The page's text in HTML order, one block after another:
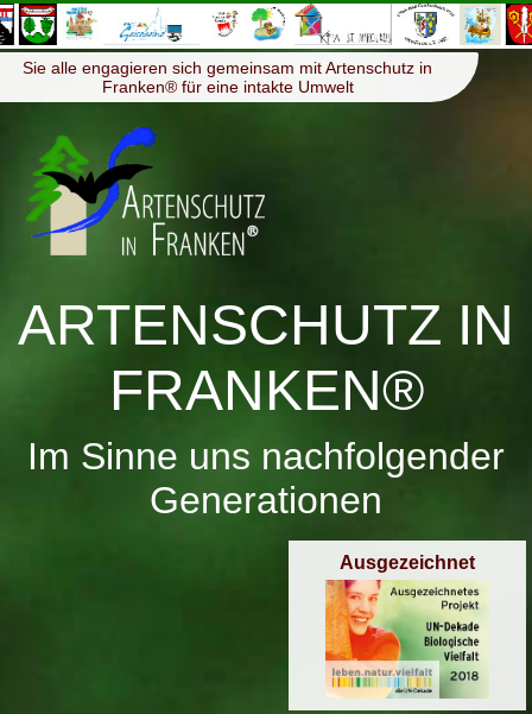
Menü ≡
Sie alle engagieren sich gemeinsam mit Artenschutz in
Franken® für eine intakte Umwelt
ARTENSCHUTZ IN
FRANKEN®
Im Sinne uns nachfolgender
Generationen
Ausgezeichnet